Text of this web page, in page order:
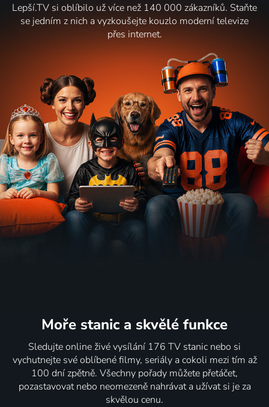
Lepší.TV si oblíbilo už více než 140 000 zákazníků. Staňte
se jedním z nich a vyzkoušejte kouzlo moderní televize
přes internet.
Moře stanic a skvělé funkce
Sledujte online živé vysílání 176 TV stanic nebo si
vychutnejte své oblíbené filmy, seriály a cokoli mezi tím až
100 dní zpětně. Všechny pořady můžete přetáčet,
pozastavovat nebo neomezeně nahrávat a užívat si je za
skvělou cenu.